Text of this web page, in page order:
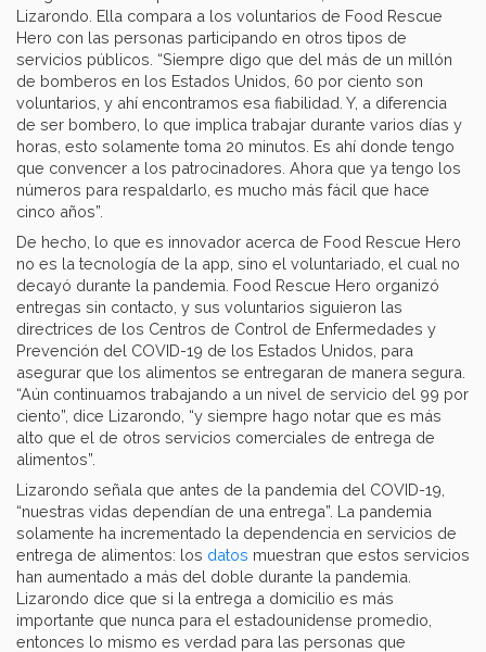
Lizarondo. Ella compara a los voluntarios de Food Rescue
Hero con las personas participando en otros tipos de
servicios públicos. “Siempre digo que del más de un millón
de bomberos en los Estados Unidos, 60 por ciento son
voluntarios, y ahí encontramos esa fiabilidad. Y, a diferencia
de ser bombero, lo que implica trabajar durante varios días y
horas, esto solamente toma 20 minutos. Es ahí donde tengo
que convencer a los patrocinadores. Ahora que ya tengo los
números para respaldarlo, es mucho más fácil que hace
cinco años”.
De hecho, lo que es innovador acerca de Food Rescue Hero
no es la tecnología de la app, sino el voluntariado, el cual no
decayó durante la pandemia. Food Rescue Hero organizó
entregas sin contacto, y sus voluntarios siguieron las
directrices de los Centros de Control de Enfermedades y
Prevención del COVID-19 de los Estados Unidos, para
asegurar que los alimentos se entregaran de manera segura.
“Aún continuamos trabajando a un nivel de servicio del 99 por
ciento”, dice Lizarondo, “y siempre hago notar que es más
alto que el de otros servicios comerciales de entrega de
alimentos”.
Lizarondo señala que antes de la pandemia del COVID-19,
“nuestras vidas dependían de una entrega”. La pandemia
solamente ha incrementado la dependencia en servicios de
entrega de alimentos: los datos muestran que estos servicios
han aumentado a más del doble durante la pandemia.
Lizarondo dice que si la entrega a domicilio es más
importante que nunca para el estadounidense promedio,
entonces lo mismo es verdad para las personas que